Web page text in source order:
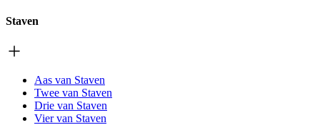
Staven
Aas van Staven
Twee van Staven
Drie van Staven
Vier van Staven